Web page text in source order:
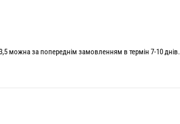
за попереднім замовленням в термін 7-10 днів.